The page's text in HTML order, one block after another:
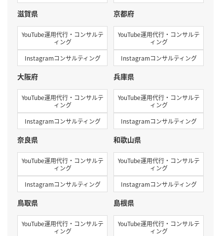
滋賀県
YouTube運用代行・コンサルテ
ィング
Instagramコンサルティング
京都府
YouTube運用代行・コンサルテ
ィング
Instagramコンサルティング
大阪府
YouTube運用代行・コンサルテ
ィング
Instagramコンサルティング
兵庫県
YouTube運用代行・コンサルテ
ィング
Instagramコンサルティング
奈良県
YouTube運用代行・コンサルテ
ィング
Instagramコンサルティング
和歌山県
YouTube運用代行・コンサルテ
ィング
Instagramコンサルティング
鳥取県
YouTube運用代行・コンサルテ
ィング
島根県
YouTube運用代行・コンサルテ
ィング